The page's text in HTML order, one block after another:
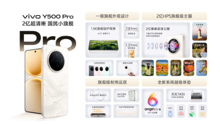
X300
S30 Pro mini S30
Y6 Y60
iQOO Z11 iQOO Z11x
vivo 头戴降噪耳机 vivo TWS 5e